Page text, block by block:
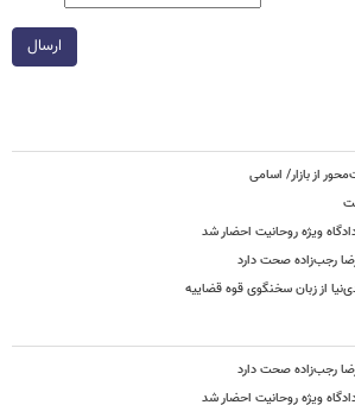
ارسال
ویژه روحانیت احضار شد
رجب‌زاده صحت دارد
از زبان سخنگوی قوه قضاییه
رجب‌زاده صحت دارد
ویژه روحانیت احضار شد